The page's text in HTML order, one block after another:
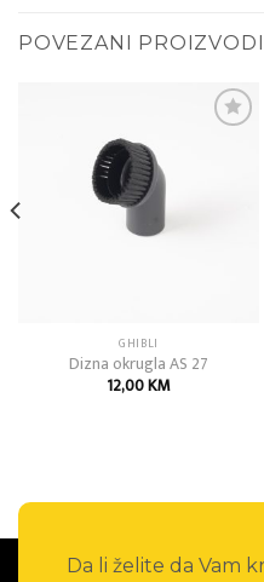
POVEZANI PROIZVODI
GHIBLI
Dizna okrugla AS 27
12,00KM
Da li želite da Vam